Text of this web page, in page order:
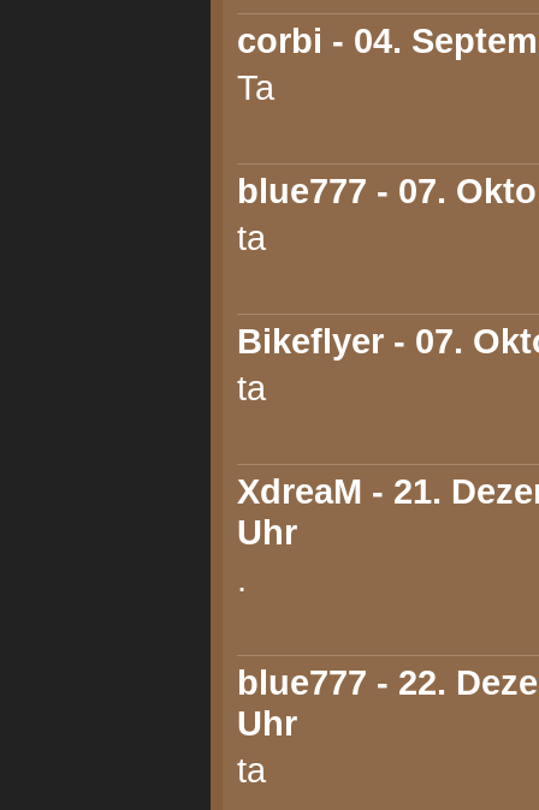
corbi - 04.
Ta
blue777 - 07.
ta
Bikeflyer - 07.
ta
XdreaM - 21.
Uhr
.
blue777 - 22.
Uhr
ta